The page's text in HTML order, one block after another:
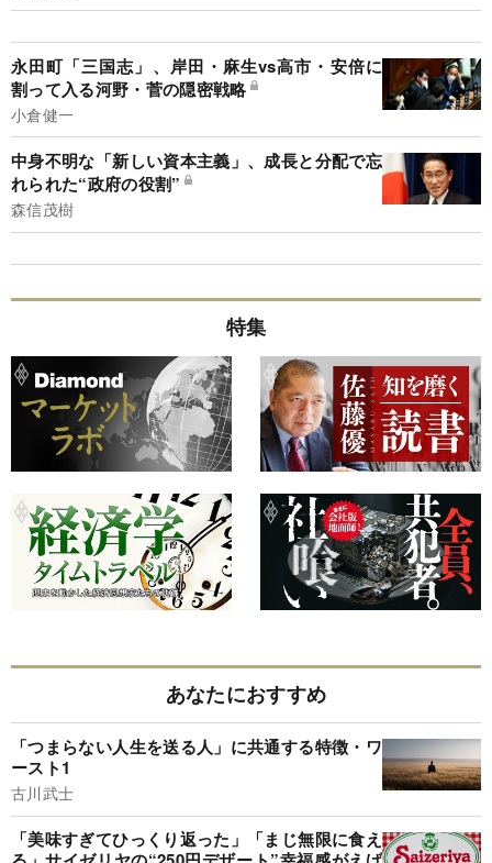
永田町「三国志」、岸田・麻生vs高市・安倍に
割って入る河野・菅の隠密戦略
小倉健一
中身不明な「新しい資本主義」、成長と分配で忘
れられた“政府の役割”
森信茂樹
特集
あなたにおすすめ
「つまらない人生を送る人」に共通する特徴・ワ
ースト1
古川武士
「美味すぎてひっくり返った」「まじ無限に食え